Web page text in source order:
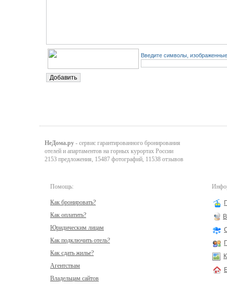
Введите символы,
НеДома.ру - сервис гарантированного бронирования
отелей и апартаментов на горных курортах России
2153 предложения, 15487 фотографий, 11538 отзывов
Помощь:
Как бронировать?
Как оплатить?
Юридическим лицам
Как подключить отель?
Как сдать жилье?
Агентствам
Владельцам сайтов